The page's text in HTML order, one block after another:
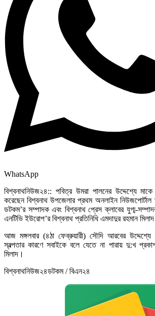
WhatsApp
বিশ্বনাথনিউজ২৪:: পবিত্র উমরা পালনের উদ্দেশ্যে
করেছেন বিশ্বনাথ উপজেলার প্রথম অনলাইন নিউজপোর্টাল
ডটকম’র সম্পাদক এবং বিশ্বনাথ প্রেস ক্লাবের যুগ্ম-
এনটিভি ইউরোপ’র বিশ্বনাথ প্রতিনিধি এমদাদুর রহমান
আজ মঙ্গলবার (৪ঠা ফেব্রুয়ারী) সৌদি আরবের
স্বল্পতার কারণে সবাইকে বলে যেতে না পারায় দু:খ
মিলাদ।
বিশ্বনাথনিউজ২৪ডটকম / বিএন২৪